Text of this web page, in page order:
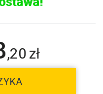
,20 zł